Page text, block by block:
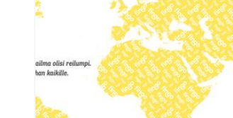
nopeasti lisää humanitaarista apua.
SDP:n valiokuntaryhmä on esittänyt
lisättäväksi osaksi varsinaista
kehitysyhteistyötä 10 miljoonaa euroa
vuosittain humanitaariseen tukeen.